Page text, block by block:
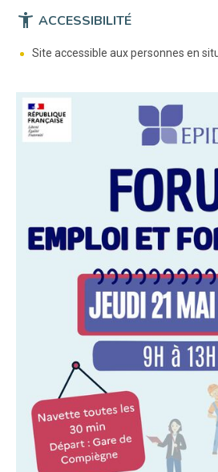
accessibility_new ACCESSIBILITÉ
Site accessible aux personnes en